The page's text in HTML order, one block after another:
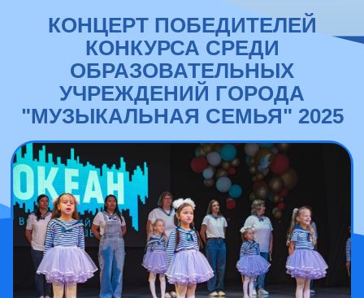
КОНЦЕРТ ПОБЕДИТЕЛЕЙ
КОНКУРСА СРЕДИ
ОБРАЗОВАТЕЛЬНЫХ
УЧРЕЖДЕНИЙ ГОРОДА
"МУЗЫКАЛЬНАЯ СЕМЬЯ" 2025